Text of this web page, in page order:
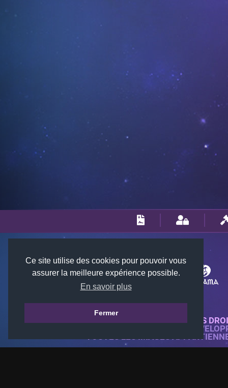
Ce site utilise des cookies pour pouvoir vous
assurer la meilleure expérience possible.
En savoir plus
Fermer
© 2018-2026 KTARENA. TOUS
SITE WEB ENTIÈREMENT
TOUTES LES IMAGES